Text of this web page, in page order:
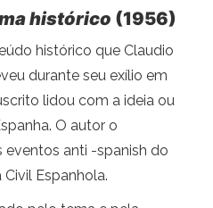
histórico (1956)
histórico que Claudio
durante seu exílio em
lidou com a ideia ou
O autor o
anti -spanish do
Espanhola.